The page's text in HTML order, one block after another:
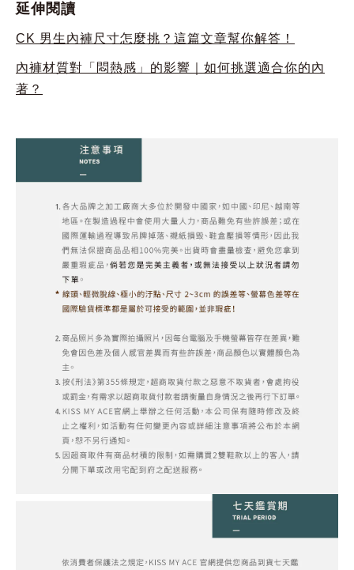
延伸閱讀
CK 男生內褲尺寸怎麼挑？這篇文章幫你解答！
內褲材質對「悶熱感」的影響｜如何挑選適合你的內
著？